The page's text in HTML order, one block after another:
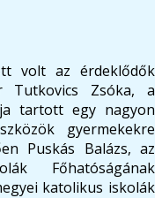
volt az érdeklődők
Tutkovics Zsóka, a
tartott egy nagyon
gyermekekre
Puskás Balázs, az
Főhatóságának
katolikus iskolák